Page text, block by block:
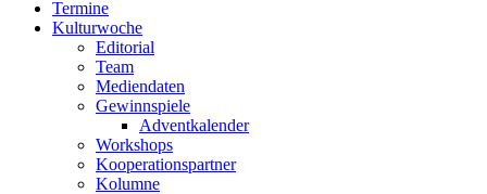
Termine
Kulturwoche
Editorial
Team
Mediendaten
Gewinnspiele
Adventkalender
Workshops
Kooperationspartner
Kolumne